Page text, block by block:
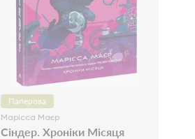
Паперова
Марісса Маєр
Сіндер. Хроніки Місяця